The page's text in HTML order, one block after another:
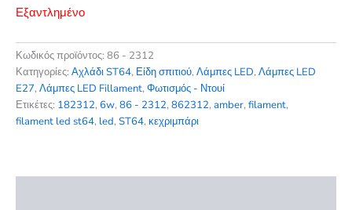
price
was:
6,82 €.
τιμή
είναι:
4,77 €.
Εξαντλημένο
Κωδικός προϊόντος: 86 - 2312
Κατηγορίες: Αχλάδι ST64, Είδη σπιτιού, Λάμπες LED, Λάμπες LED
E27, Λάμπες LED Fillament, Φωτισμός - Ντουί
Ετικέτες: 182312, 6w, 86 - 2312, 862312, amber, filament,
filament led st64, led, ST64, κεχριμπάρι